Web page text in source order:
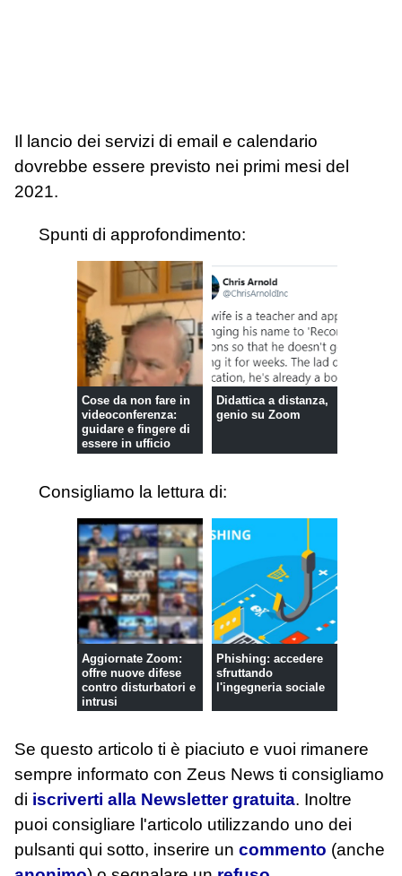
Il lancio dei servizi di email e calendario
dovrebbe essere previsto nei primi mesi del
2021.
Spunti di approfondimento:
Cose da non fare in
videoconferenza:
guidare e fingere di
essere in ufficio
Didattica a distanza,
genio su Zoom
Consigliamo la lettura di:
Aggiornate Zoom:
offre nuove difese
contro disturbatori e
intrusi
Phishing: accedere
sfruttando
l'ingegneria sociale
Se questo articolo ti è piaciuto e vuoi rimanere
sempre informato con Zeus News ti consigliamo
di iscriverti alla Newsletter gratuita. Inoltre
puoi consigliare l'articolo utilizzando uno dei
pulsanti qui sotto, inserire un commento (anche